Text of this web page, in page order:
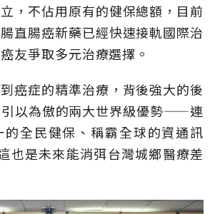
，不佔用原有的健保總額，目前
直腸癌新藥已經快速接軌國際治
友爭取多元治療選擇。
癌症的精準治療，背後強大的後
以為傲的兩大世界級優勢——連
全民健保、稱霸全球的資通訊
也是未來能消弭台灣城鄉醫療差